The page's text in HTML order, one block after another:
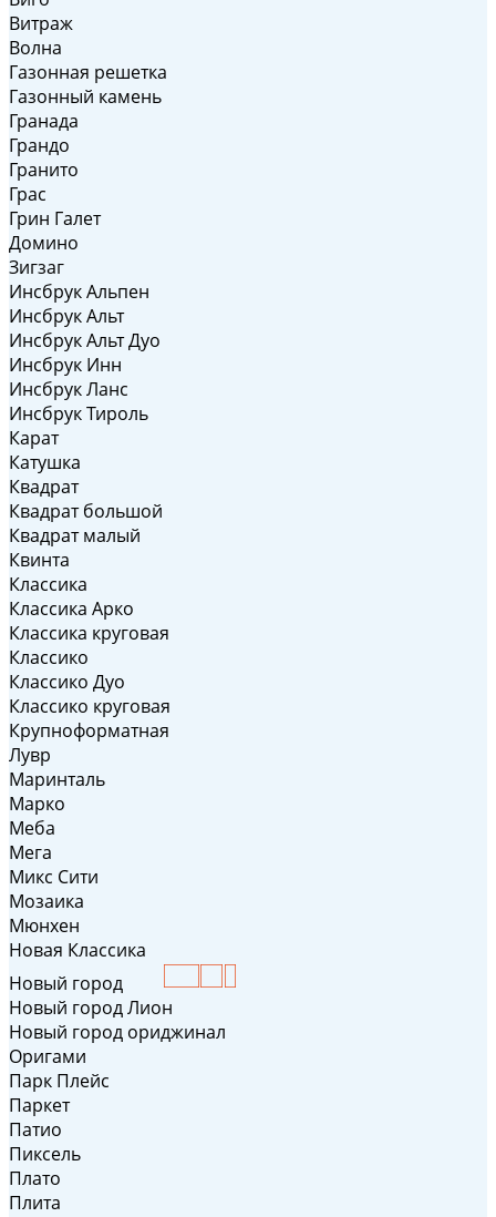
Витраж
Волна
Газонная решетка
Газонный камень
Гранада
Грандо
Гранито
Грас
Грин Галет
Домино
Зигзаг
Инсбрук Альпен
Инсбрук Альт
Инсбрук Альт Дуо
Инсбрук Инн
Инсбрук Ланс
Инсбрук Тироль
Карат
Катушка
Квадрат
Квадрат большой
Квадрат малый
Квинта
Классика
Классика Арко
Классика круговая
Классико
Классико Дуо
Классико круговая
Крупноформатная
Лувр
Маринталь
Марко
Меба
Мега
Микс Сити
Мозаика
Мюнхен
Новая Классика
Новый город
Новый город Лион
Новый город ориджинал
Оригами
Парк Плейс
Паркет
Патио
Пиксель
Плато
Плита